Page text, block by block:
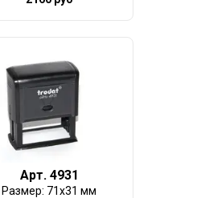
Арт. 4931
Размер: 71х31 мм